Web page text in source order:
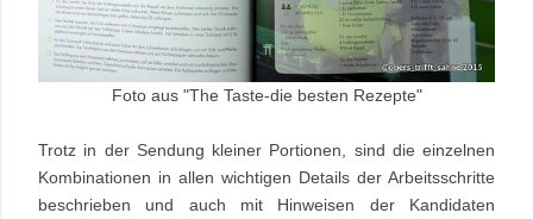
Foto aus "The Taste-die besten Rezepte"
Trotz in der Sendung kleiner Portionen, sind die einzelnen
Kombinationen in allen wichtigen Details der Arbeitsschritte
beschrieben und auch mit Hinweisen der Kandidaten